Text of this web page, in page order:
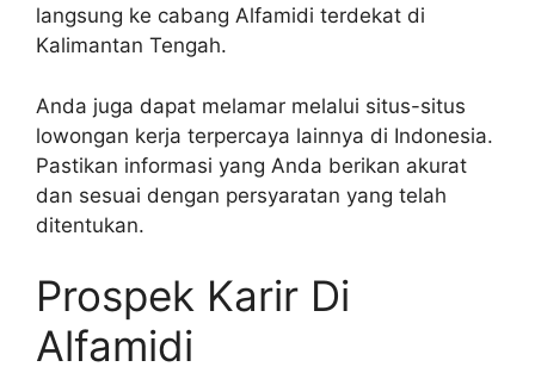
langsung ke cabang Alfamidi terdekat di
Kalimantan Tengah.
Anda juga dapat melamar melalui situs-situs
lowongan kerja terpercaya lainnya di Indonesia.
Pastikan informasi yang Anda berikan akurat
dan sesuai dengan persyaratan yang telah
ditentukan.
Prospek Karir Di
Alfamidi